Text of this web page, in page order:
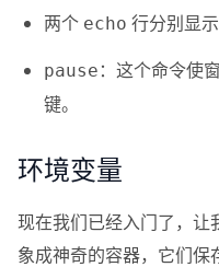
两个 echo 行分别显示
pause ：这个命令使
键。
环境变量
现在我们已经入门了，让
象成神奇的容器，它们